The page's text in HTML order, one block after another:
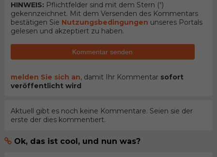
HINWEIS: Pflichtfelder sind mit dem Stern (*)
gekennzeichnet. Mit dem Versenden des Kommentars
bestätigen Sie Nutzungsbedingungen unseres Portals
gelesen und akzeptiert zu haben.
Kommentar senden
melden Sie sich an, damit Ihr Kommentar sofort
veröffentlicht wird
Aktuell gibt es noch keine Kommentare. Seien sie der
erste der dies kommentiert.
Ok, das ist cool, und nun was?